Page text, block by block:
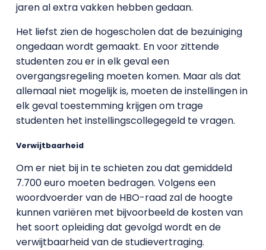
jaren al extra vakken hebben gedaan.
Het liefst zien de hogescholen dat de bezuiniging
ongedaan wordt gemaakt. En voor zittende
studenten zou er in elk geval een
overgangsregeling moeten komen. Maar als dat
allemaal niet mogelijk is, moeten de instellingen in
elk geval toestemming krijgen om trage
studenten het instellingscollegegeld te vragen.
Verwijtbaarheid
Om er niet bij in te schieten zou dat gemiddeld
7.700 euro moeten bedragen. Volgens een
woordvoerder van de HBO-raad zal de hoogte
kunnen variëren met bijvoorbeeld de kosten van
het soort opleiding dat gevolgd wordt en de
verwijtbaarheid van de studievertraging.